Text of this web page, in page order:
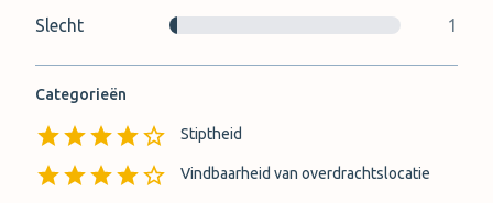
Slecht
1
Categorieën
Stiptheid
Vindbaarheid van overdrachtslocatie